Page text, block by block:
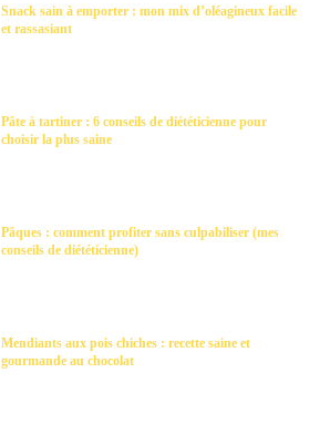
Snack sain à emporter : mon mix d’oléagineux facile
et rassasiant
Pâte à tartiner : 6 conseils de diététicienne pour
choisir la plus saine
Pâques : comment profiter sans culpabiliser (mes
conseils de diététicienne)
Mendiants aux pois chiches : recette saine et
gourmande au chocolat